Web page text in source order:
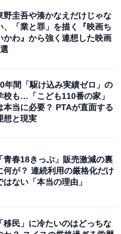
たのは？
スト」ランキング！ 2
ンキング！ 同率2位
た1位は？
野圭吾や湊かなえだけじゃな
、「業と罪」を描く『映画ち
かわ』から強く連想した映画
年間「駆け込み実績ゼロ」の
校も…「こども110番の家」
本当に必要？ PTAが直面する
想と現実
「青春18きっぷ」販売激減の裏
何が？ 連続利用の厳格化だけ
はない「本当の理由」
「移民」に冷たいのはどっちな